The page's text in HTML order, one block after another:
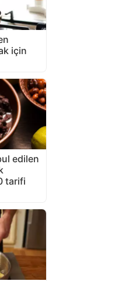
için
edilen
tarifi